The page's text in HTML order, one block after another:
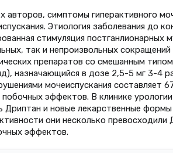
авторов, симптомы гиперактивного
Этиология заболевания до
стимуляция постганлионарных
так и непроизвольных сокращений
препаратов со смешанным
назначающийся в дозе 2,5-5 мг 3-4
мочеиспускания составляет
эффектов. В клинике
Дриптан и новые лекарственные
они несколько превосходили
эффектов.